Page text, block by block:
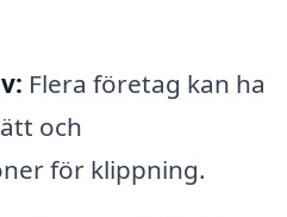
Flera företag kan ha
och
för klippning.